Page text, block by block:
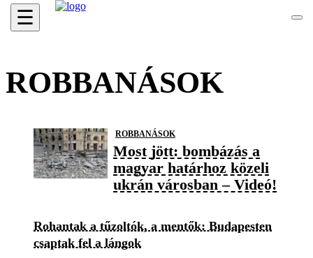
☰
ROBBANÁSOK
ROBBANÁSOK
Most jött: bombázás a
magyar határhoz közeli
ukrán városban – Videó!
Rohantak a tűzoltók, a mentők: Budapesten
csaptak fel a lángok